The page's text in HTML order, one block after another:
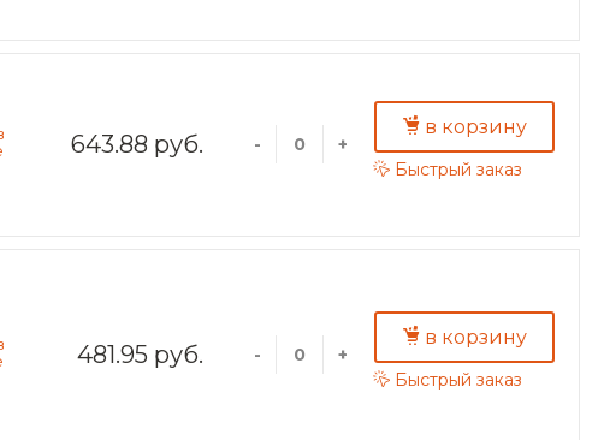
643.88 руб. - +
в корзину
Быстрый заказ
481.95 руб. - +
в корзину
Быстрый заказ